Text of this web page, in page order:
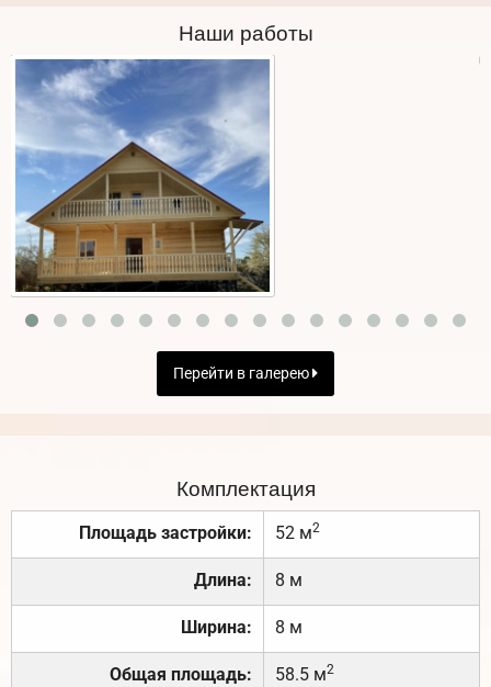
Наши работы
Перейти в галерею
Комплектация
Площадь застройки: 52 м2
Длина: 8 м
Ширина: 8 м
Общая площадь: 58.5 м2